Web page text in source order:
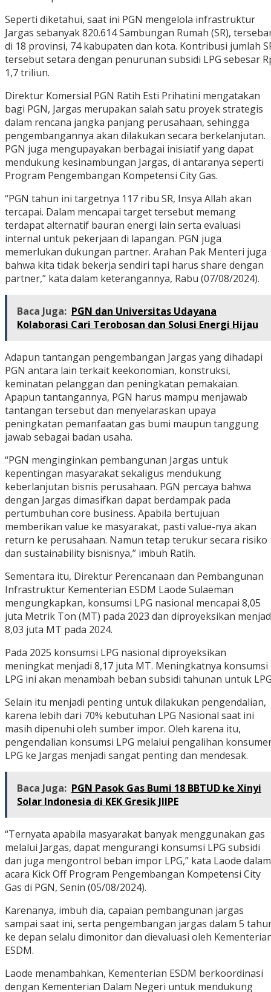
Seperti diketahui, saat ini PGN mengelola infrastruktur
Jargas sebanyak 820.614 Sambungan Rumah (SR),
di 18 provinsi, 74 kabupaten dan kota. Kontribusi jumlah
tersebut setara dengan penurunan subsidi LPG sebesar
1,7 triliun.
Direktur Komersial PGN Ratih Esti Prihatini mengatakan
bagi PGN, Jargas merupakan salah satu proyek strategis
dalam rencana jangka panjang perusahaan, sehingga
pengembangannya akan dilakukan secara berkelanjutan.
PGN juga mengupayakan berbagai inisiatif yang dapat
mendukung kesinambungan Jargas, di antaranya seperti
Program Pengembangan Kompetensi City Gas.
“PGN tahun ini targetnya 117 ribu SR, Insya Allah akan
tercapai. Dalam mencapai target tersebut memang
terdapat alternatif bauran energi lain serta evaluasi
internal untuk pekerjaan di lapangan. PGN juga
memerlukan dukungan partner. Arahan Pak Menteri juga
bahwa kita tidak bekerja sendiri tapi harus share dengan
partner,” kata dalam keterangannya, Rabu (07/08/2024).
Baca Juga: PGN dan Universitas Udayana
Kolaborasi Cari Terobosan dan Solusi Energi Hijau
Adapun tantangan pengembangan Jargas yang dihadapi
PGN antara lain terkait keekonomian, konstruksi,
keminatan pelanggan dan peningkatan pemakaian.
Apapun tantangannya, PGN harus mampu menjawab
tantangan tersebut dan menyelaraskan upaya
peningkatan pemanfaatan gas bumi maupun tanggung
jawab sebagai badan usaha.
“PGN menginginkan pembangunan Jargas untuk
kepentingan masyarakat sekaligus mendukung
keberlanjutan bisnis perusahaan. PGN percaya bahwa
dengan Jargas dimasifkan dapat berdampak pada
pertumbuhan core business. Apabila bertujuan
memberikan value ke masyarakat, pasti value-nya akan
return ke perusahaan. Namun tetap terukur secara risiko
dan sustainability bisnisnya,” imbuh Ratih.
Sementara itu, Direktur Perencanaan dan Pembangunan
Infrastruktur Kementerian ESDM Laode Sulaeman
mengungkapkan, konsumsi LPG nasional mencapai 8,05
juta Metrik Ton (MT) pada 2023 dan diproyeksikan
8,03 juta MT pada 2024.
Pada 2025 konsumsi LPG nasional diproyeksikan
meningkat menjadi 8,17 juta MT. Meningkatnya konsumsi
LPG ini akan menambah beban subsidi tahunan untuk
Selain itu menjadi penting untuk dilakukan pengendalian,
karena lebih dari 70% kebutuhan LPG Nasional saat ini
masih dipenuhi oleh sumber impor. Oleh karena itu,
pengendalian konsumsi LPG melalui pengalihan
LPG ke Jargas menjadi sangat penting dan mendesak.
Baca Juga: PGN Pasok Gas Bumi 18 BBTUD ke Xinyi
Solar Indonesia di KEK Gresik JIIPE
“Ternyata apabila masyarakat banyak menggunakan gas
melalui Jargas, dapat mengurangi konsumsi LPG subsidi
dan juga mengontrol beban impor LPG,” kata Laode dalam
acara Kick Off Program Pengembangan Kompetensi City
Gas di PGN, Senin (05/08/2024).
Karenanya, imbuh dia, capaian pembangunan jargas
sampai saat ini, serta pengembangan jargas dalam 5
ke depan selalu dimonitor dan dievaluasi oleh
ESDM.
Laode menambahkan, Kementerian ESDM berkoordinasi
dengan Kementerian Dalam Negeri untuk mendukung